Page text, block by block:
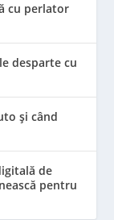
cu perlator
desparte cu
și când
de
pentru